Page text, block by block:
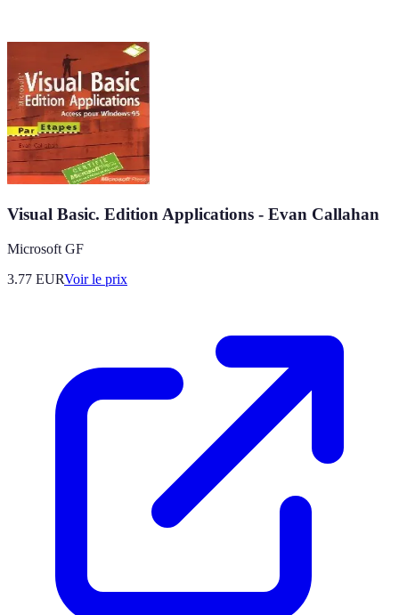
Visual Basic. Edition Applications - Evan Callahan
Microsoft GF
3.77 EURVoir le prix